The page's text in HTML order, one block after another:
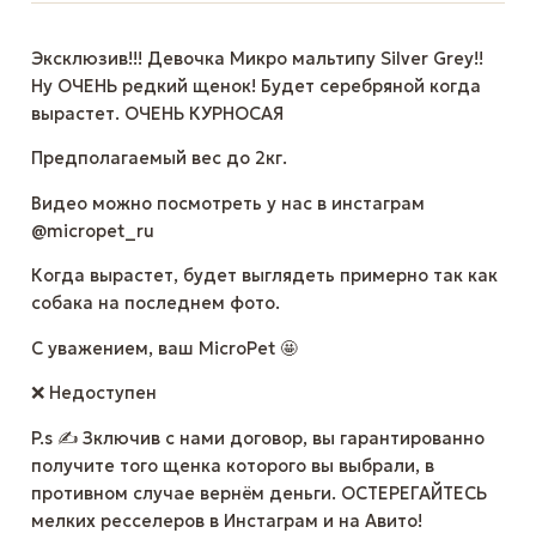
Эксклюзив!!! Девочка Микро мальтипу Silver Grey!!
Ну ОЧЕНЬ редкий щенок! Будет серебряной когда
вырастет. ОЧЕНЬ КУРНОСАЯ
Предполагаемый вес до 2кг.
Видео можно посмотреть у нас в инстаграм
@micropet_ru
Когда вырастет, будет выглядеть примерно так как
собака на последнем фото.
С уважением, ваш MicroPet 🤩
❌ Недоступен
P.s ✍ Зключив с нами договор, вы гарантированно
получите того щенка которого вы выбрали, в
противном случае вернём деньги. ОСТЕРЕГАЙТЕСЬ
мелких ресселеров в Инстаграм и на Авито!